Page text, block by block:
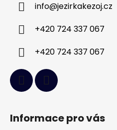
info@jezirkakezoj.cz
+420 724 337 067
+420 724 337 067
Informace pro vás